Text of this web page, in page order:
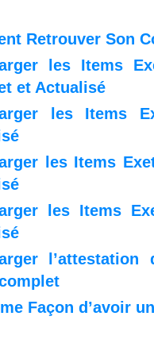
Retrouver Son
les Items
et Actualisé
les Items
les Items
les Items
l’attestation
Façon d’avoir